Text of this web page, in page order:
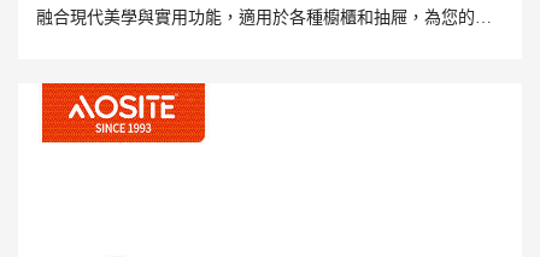
融合現代美學與實用功能，適用於各種櫥櫃和抽屜，為您的生